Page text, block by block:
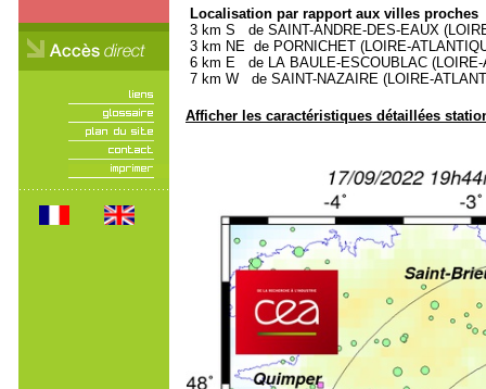
Localisation par rapport aux villes proches
3 km S de SAINT-ANDRE-DES-EAUX
3 km NE de PORNICHET (LOIRE-
6 km E de LA BAULE-ESCOUBLAC (LOIRE-
7 km W de SAINT-NAZAIRE (LOIRE-
Afficher les caractéristiques détaillées